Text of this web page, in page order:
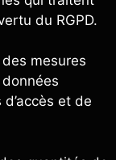
du RGPD.
mesures
et de